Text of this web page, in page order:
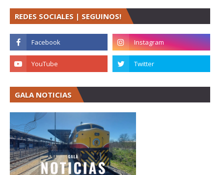
REDES SOCIALES | SEGUINOS!
GALA NOTICIAS